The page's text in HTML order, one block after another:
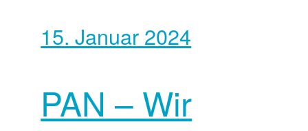
15. Januar 2024
PAN – Wir